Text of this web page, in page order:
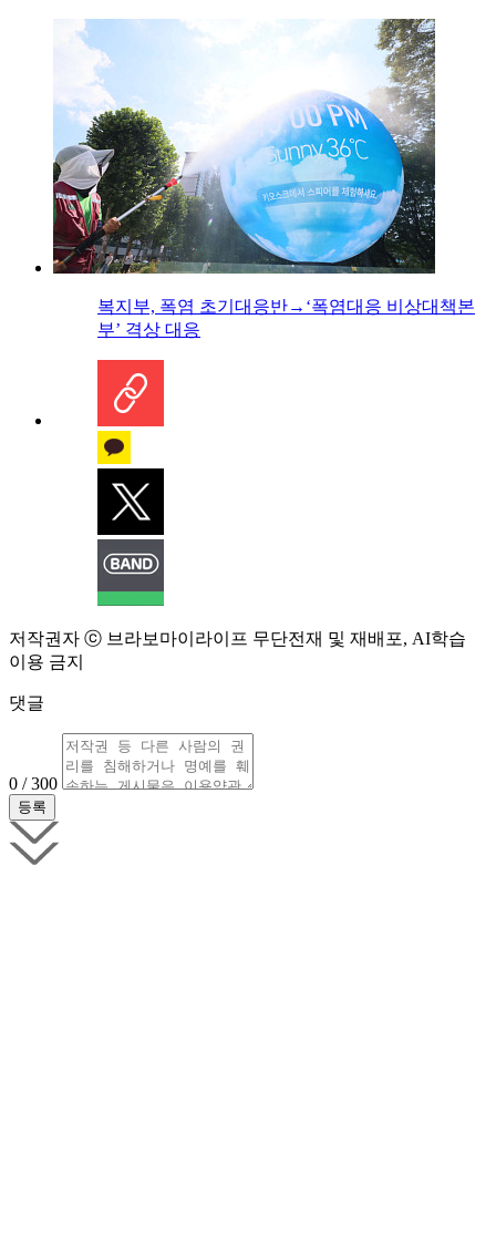
복지부, 폭염 초기대응반→‘폭염대응 비상대책본
부’ 격상 대응
저작권자 ⓒ 브라보마이라이프 무단전재 및 재배포, AI학습
이용 금지
댓글
0 / 300